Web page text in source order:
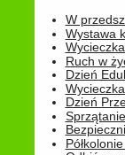
W
Wystawa
Ruch w
Dzień
Dzień